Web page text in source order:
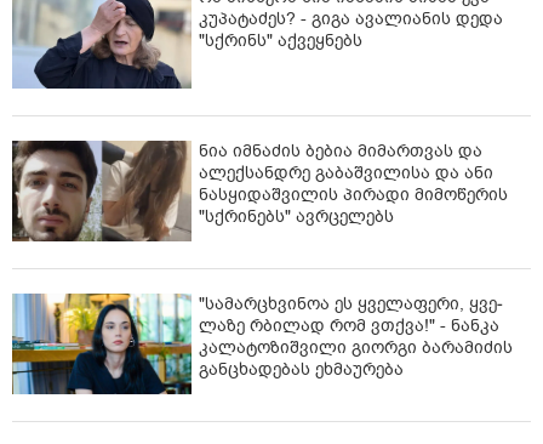
კუპატაძეს? - გიგა ავალიანის დედა
"სქრინს" აქვეყნებს
ნია იმნაძის ბებია მიმართვას და
ალექსანდრე გაბაშვილისა და ანი
ნასყიდაშვილის პირადი მიმოწერის
"სქრინებს" ავრცელებს
"სა­მარ­ცხვი­ნოა ეს ყვე­ლა­ფე­რი, ყვე­
ლა­ზე რბი­ლად რომ ვთქვა!" - ნანკა
კალატოზიშვილი გიორგი ბარამიძის
განცხადებას ეხმაურება